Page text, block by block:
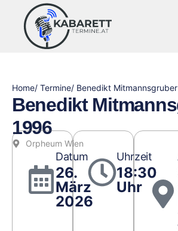
Home/ Termine/ Benedikt
Benedikt
1996
Orpheum Wien
Datum
26.
März
2026
Uhrzeit
18:30
Uhr